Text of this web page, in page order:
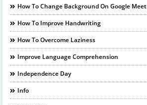
How To Change Background On Google Meet
How To Improve Handwriting
How To Overcome Laziness
Improve Language Comprehension
Independence Day
Info